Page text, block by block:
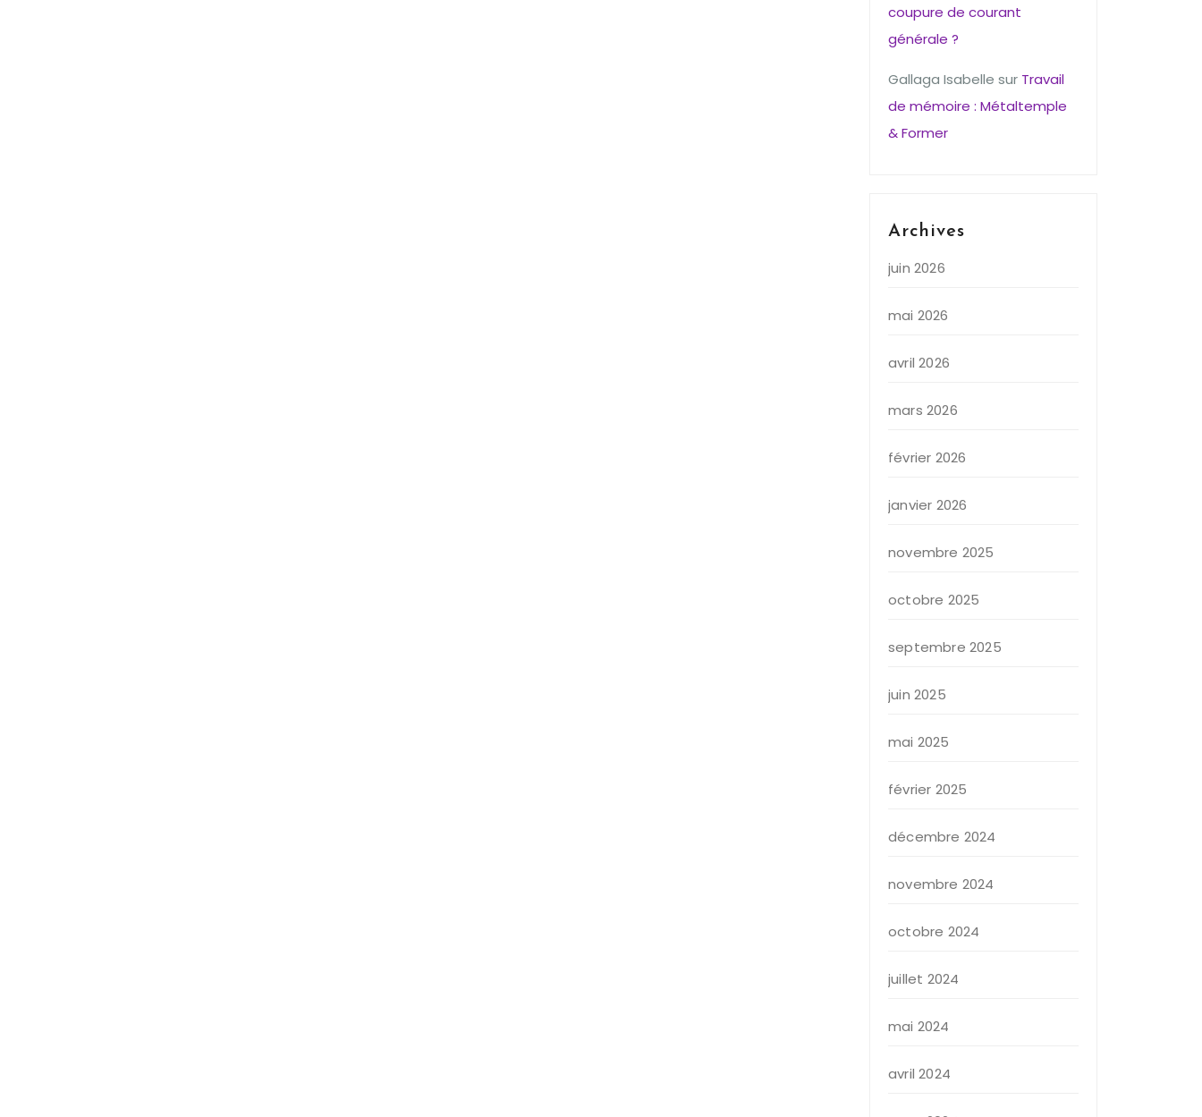
coupure de courant
générale ?
Gallaga Isabelle sur Travail
de mémoire : Métaltemple
& Former
Archives
juin 2026
mai 2026
avril 2026
mars 2026
février 2026
janvier 2026
novembre 2025
octobre 2025
septembre 2025
juin 2025
mai 2025
février 2025
décembre 2024
novembre 2024
octobre 2024
juillet 2024
mai 2024
avril 2024